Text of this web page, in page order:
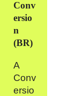
Conv
ersio
n
(BR)
A
Conv
ersio